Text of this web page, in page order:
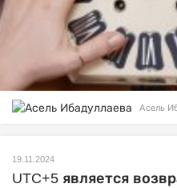
Асель
19.11.2024
UTC+5 является